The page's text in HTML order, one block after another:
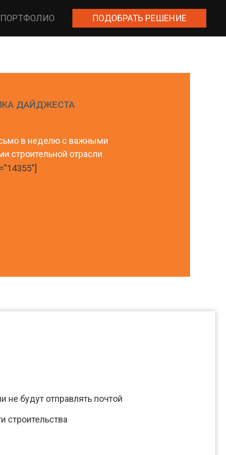
ПОРТФОЛИО ПОДОБРАТЬ РЕШЕНИЕ
ДАЙДЖЕСТА
в неделю с важными
строительной отрасли
не будут отправлять почтой
строительства